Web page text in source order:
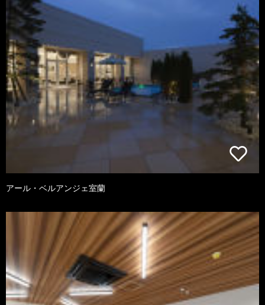
アール・ベルアンジェ室蘭